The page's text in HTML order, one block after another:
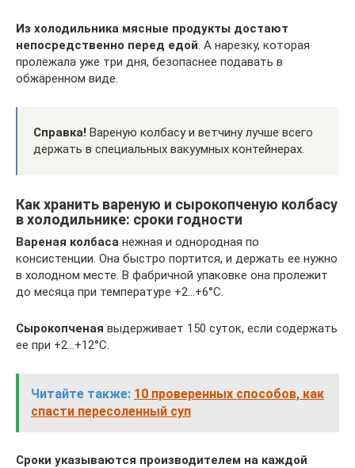
Из холодильника мясные продукты достают
непосредственно перед едой. А нарезку, которая
пролежала уже три дня, безопаснее подавать в
обжаренном виде.
Справка! Вареную колбасу и ветчину лучше всего
держать в специальных вакуумных контейнерах.
Как хранить вареную и сырокопченую колбасу
в холодильнике: сроки годности
Вареная колбаса нежная и однородная по
консистенции. Она быстро портится, и держать ее нужно
в холодном месте. В фабричной упаковке она пролежит
до месяца при температуре +2…+6°С.
Сырокопченая выдерживает 150 суток, если содержать
ее при +2…+12°С.
Читайте также: 10 проверенных способов, как
спасти пересоленный суп
Сроки указываются производителем на каждой